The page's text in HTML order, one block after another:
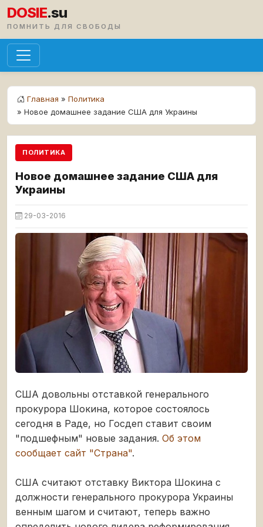
DOSIE.su
ПОМНИТЬ ДЛЯ СВОБОДЫ
Главная » Политика
» Новое домашнее задание США для Украины
ПОЛИТИКА
Новое домашнее задание США для
Украины
29-03-2016
США довольны отставкой генерального
прокурора Шокина, которое состоялось
сегодня в Раде, но Госдеп ставит своим
"подшефным" новые задания. Об этом
сообщает сайт "Страна".
США считают отставку Виктора Шокина с
должности генерального прокурора Украины
венным шагом и считают, теперь важно